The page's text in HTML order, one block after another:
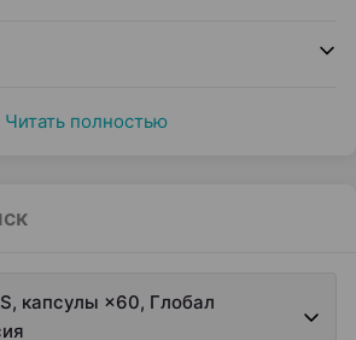
Читать полностью
капсулы ×60, Глобал